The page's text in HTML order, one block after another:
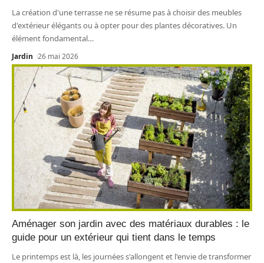
La création d'une terrasse ne se résume pas à choisir des meubles
d'extérieur élégants ou à opter pour des plantes décoratives. Un
élément fondamental…
Jardin 26 mai 2026
Aménager son jardin avec des matériaux durables : le
guide pour un extérieur qui tient dans le temps
Le printemps est là, les journées s'allongent et l'envie de transformer